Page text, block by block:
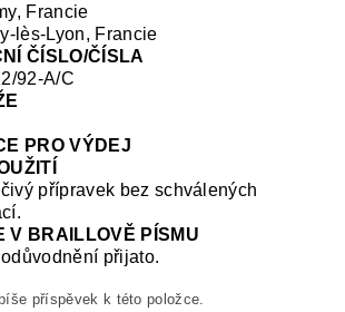
Francie
lès-Lyon, Francie
ČÍSLO/ČÍSLA
92-A/C
PRO VÝDEJ
přípravek bez schválených
V BRAILLOVĚ PÍSMU
odůvodnění přijato.
příspěvek k této položce.